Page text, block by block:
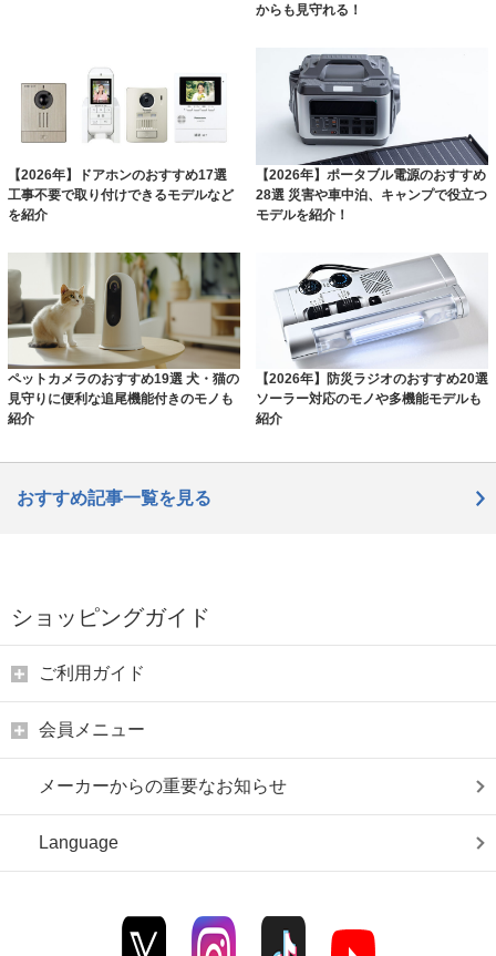
からも見守れる！
【2026年】ドアホンのおすすめ17選
工事不要で取り付けできるモデルなど
を紹介
【2026年】ポータブル電源のおすすめ
28選 災害や車中泊、キャンプで役立つ
モデルを紹介！
ペットカメラのおすすめ19選 犬・猫の
見守りに便利な追尾機能付きのモノも
紹介
【2026年】防災ラジオのおすすめ20選
ソーラー対応のモノや多機能モデルも
紹介
おすすめ記事一覧を見る
ショッピングガイド
ご利用ガイド
会員メニュー
メーカーからの重要なお知らせ
Language